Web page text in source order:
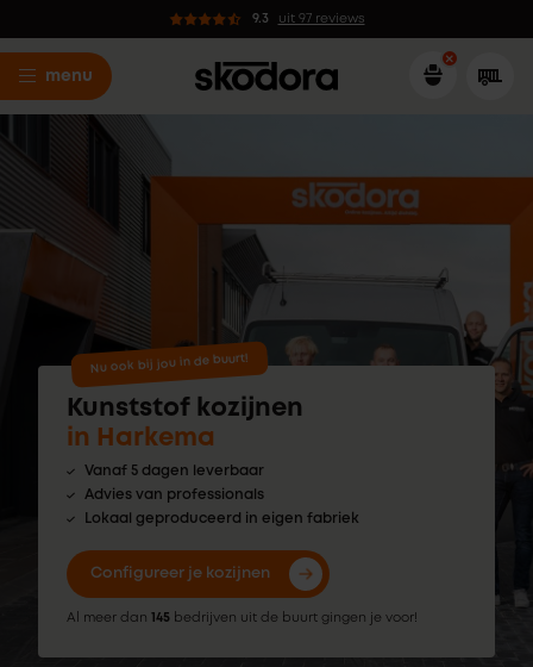
9.3 uit 97 reviews
menu
Nu ook bij jou in de buurt!
Kunststof kozijnen
in Harkema
Vanaf 5 dagen leverbaar
Advies van professionals
Lokaal geproduceerd in eigen fabriek
Configureer je kozijnen
Al meer dan 145 bedrijven uit de buurt gingen je voor!